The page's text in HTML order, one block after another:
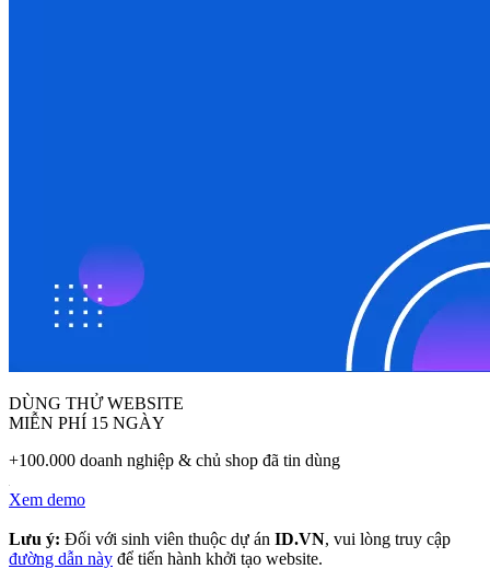
DÙNG THỬ WEBSITE
MIỄN PHÍ 15 NGÀY
+100.000 doanh nghiệp & chủ shop đã tin dùng
Xem demo
Lưu ý: Đối với sinh viên thuộc dự án ID.VN, vui lòng truy cập
đường dẫn này để tiến hành khởi tạo website.